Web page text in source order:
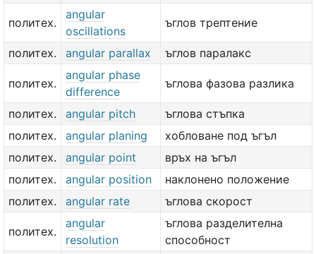
политех.
angular
oscillations
ъглов трептение
политех. angular parallax ъглов паралакс
политех.
angular phase
difference
ъглова фазова разлика
политех. angular pitch
ъглова стъпка
политех.
angular planing
хобловане под ъгъл
политех.
angular point
връх на ъгъл
политех.
angular position
наклонено положение
политех.
angular rate ъглова скорост
политех.
angular
resolution
ъглова разделителна
способност